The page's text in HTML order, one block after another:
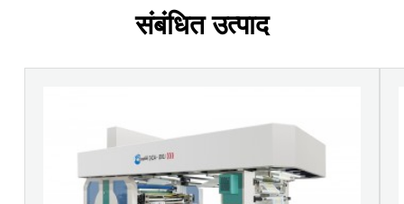
संबंधित उत्पाद